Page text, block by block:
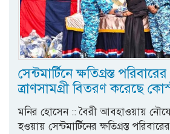
সেন্টমার্টিনে ক্ষতিগ্রস্ত
ত্রাণসামগ্রী বিতরণ করেছে
মনির হোসেন :: বৈরী আবহাওয়ায়
হওয়ায় সেন্টমার্টিনের ক্ষতিগ্রস্ত